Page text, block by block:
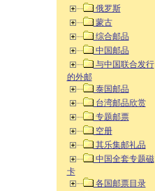
俄罗斯
蒙古
综合邮品
中国邮品
与中国联合发行
的外邮
泰国邮品
台湾邮品欣赏
专题邮票
空册
其乐集邮礼品
中国全套专题磁
卡
各国邮票目录